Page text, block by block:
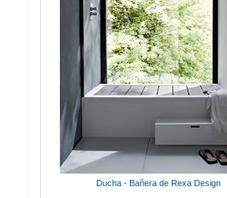
Ducha - Bañera de Rexa Design